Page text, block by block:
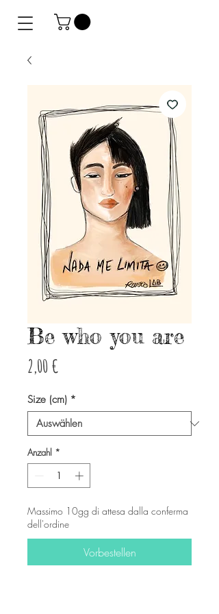
Be who you are
2,00 €
Size (cm) *
Anzahl *
Massimo 10gg di attesa dalla conferma
dell'ordine
Vorbestellen